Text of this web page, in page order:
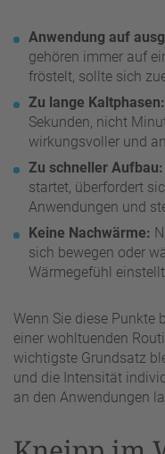
Anwendung auf
gehören immer auf
fröstelt, sollte sich
Zu lange Kaltphasen:
Sekunden, nicht
wirkungsvoller und
Zu schneller Aufbau:
startet, überfordert
Anwendungen und
Keine Nachwärme:
sich bewegen oder
Wärmegefühl
Wenn Sie diese Punkte
einer wohltuenden
wichtigste Grundsatz
und die Intensität
an den Anwendungen